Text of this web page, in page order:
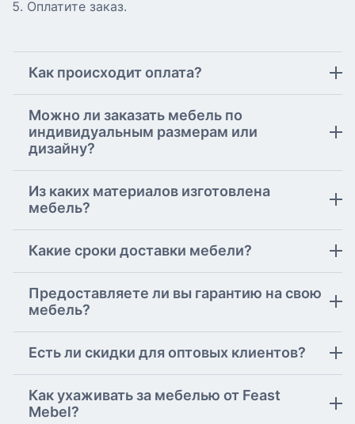
Оплатите заказ.
Как происходит оплата?
Можно ли заказать мебель по
индивидуальным размерам или
дизайну?
Из каких материалов изготовлена
мебель?
Какие сроки доставки мебели?
Предоставляете ли вы гарантию на свою
мебель?
Есть ли скидки для оптовых клиентов?
Как ухаживать за мебелью от Feast
Mebel?